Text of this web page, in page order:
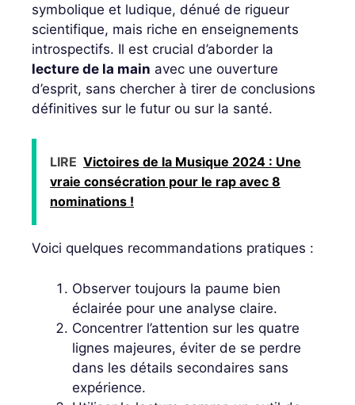
symbolique et ludique, dénué de rigueur
scientifique, mais riche en enseignements
introspectifs. Il est crucial d’aborder la
lecture de la main avec une ouverture
d’esprit, sans chercher à tirer de conclusions
définitives sur le futur ou sur la santé.
LIRE Victoires de la Musique 2024 : Une
vraie consécration pour le rap avec 8
nominations !
Voici quelques recommandations pratiques :
Observer toujours la paume bien
éclairée pour une analyse claire.
Concentrer l’attention sur les quatre
lignes majeures, éviter de se perdre
dans les détails secondaires sans
expérience.